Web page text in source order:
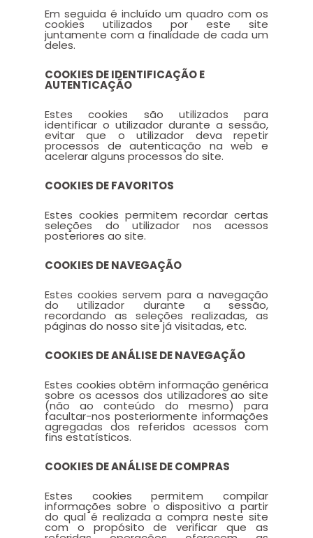
Em seguida é incluído um quadro com os
cookies utilizados por este site
juntamente com a finalidade de cada um
deles.
COOKIES DE IDENTIFICAÇÃO E
AUTENTICAÇÃO
Estes cookies são utilizados para
identificar o utilizador durante a sessão,
evitar que o utilizador deva repetir
processos de autenticação na web e
acelerar alguns processos do site.
COOKIES DE FAVORITOS
Estes cookies permitem recordar certas
seleções do utilizador nos acessos
posteriores ao site.
COOKIES DE NAVEGAÇÃO
Estes cookies servem para a navegação
do utilizador durante a sessão,
recordando as seleções realizadas, as
páginas do nosso site já visitadas, etc.
COOKIES DE ANÁLISE DE NAVEGAÇÃO
Estes cookies obtêm informação genérica
sobre os acessos dos utilizadores ao site
(não ao conteúdo do mesmo) para
facultar-nos posteriormente informações
agregadas dos referidos acessos com
fins estatísticos.
COOKIES DE ANÁLISE DE COMPRAS
Estes cookies permitem compilar
informações sobre o dispositivo a partir
do qual é realizada a compra neste site
com o propósito de verificar que as